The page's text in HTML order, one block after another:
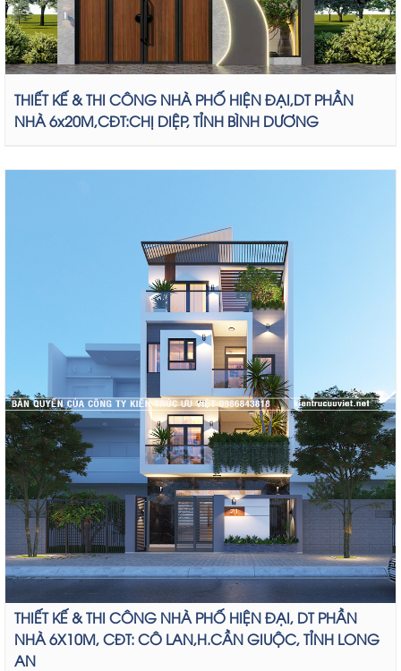
THIẾT KẾ & THI CÔNG NHÀ PHỐ HIỆN ĐẠI,DT PHẦN
NHÀ 6x20M,CĐT:CHỊ DIỆP, TỈNH BÌNH DƯƠNG
THIẾT KẾ & THI CÔNG NHÀ PHỐ HIỆN ĐẠI, DT PHẦN
NHÀ 6X10M, CĐT: CÔ LAN,H.CẦN GIUỘC, TỈNH LONG
AN